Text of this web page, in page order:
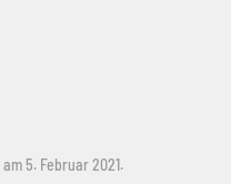
am 5. Februar 2021.